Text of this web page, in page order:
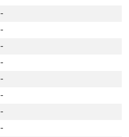
-
-
-
-
-
-
-
-